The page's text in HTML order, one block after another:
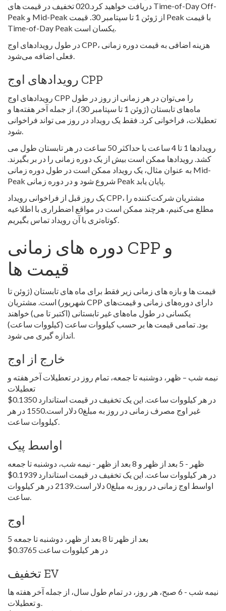
دریافت خواهید کرد.020 تخفیف در قیمت های Time-of-Day Off-
Peak و Mid-Peak از ژوئن 1 تا سپتامبر 30. قیمت Peak با قیمت
Time-of-Day Peak یکسان است.
در طول رویدادهای اوج CPP، هزینه اضافی به قیمت دوره زمانی
فعلی اضافه می‌شود.
رویدادهای اوج CPP
رویدادهای اوج CPP را می‌توان در هر زمانی از روز در طول
ماه‌های تابستان (ژوئن 1 تا سپتامبر 30)، از جمله آخر هفته‌ها و
تعطیلات، فراخوانی کرد. فقط یک رویداد در روز می تواند فراخوانی
شود.
رویدادها 1 تا 4 ساعت با حداکثر 50 ساعت در هر تابستان طول می
کشد. رویدادها ممکن است بیش از یک دوره زمانی را در بر بگیرند.
به عنوان مثال، یک رویداد ممکن است در طول دوره زمانی Mid-
Peak شروع شود و در دوره زمانی Peak پایان یابد.
یک روز قبل از فراخوانی رویداد CPP، مشتریان شرکت‌کننده را
مطلع می‌کنیم، هرچند ممکن است در مواقع اضطراری با اطلاعیه
کوتاه‌تری با آن رویداد تماس بگیریم.
دوره های زمانی CPP و
قیمت ها
قیمت ها و بازه های زمانی زیر فقط برای ماه های تابستان (ژوئن تا
شهریور) است. مشتریان CPP دارای دوره‌های زمانی و قیمت‌های
یکسانی در طول ماه‌های غیر تابستانی (اکتبر تا می) خواهند
بود. تمامی قیمت ها بر حسب کیلووات ساعت (کیلووات ساعت)
اندازه گیری می شود.
خارج از اوج
نیمه شب – ظهر، دوشنبه تا جمعه، تمام روز در تعطیلات آخر هفته و
تعطیلات
$0.1350 در هر کیلووات ساعت. این یک تخفیف در قیمت استاندارد
غیر اوج مصرف زمانی در روز به مبلغ0 دلار است.1550 در هر
کیلووات ساعت.
اواسط پیک
ظهر - 5 بعد از ظهر و 8 بعد از ظهر - نیمه شب، دوشنبه تا جمعه
$0.1939 در هر کیلووات ساعت. این یک تخفیف در قیمت استاندارد
اواسط اوج زمانی در روز به مبلغ0 دلار است.2139 در هر کیلووات
ساعت.
اوج
5 بعد از ظهر تا 8 بعد از ظهر، دوشنبه تا جمعه
$0.3765 در هر کیلووات ساعت
تخفیف EV
نیمه شب - 6 صبح، هر روز، در تمام طول سال، از جمله آخر هفته ها
و تعطیلات.